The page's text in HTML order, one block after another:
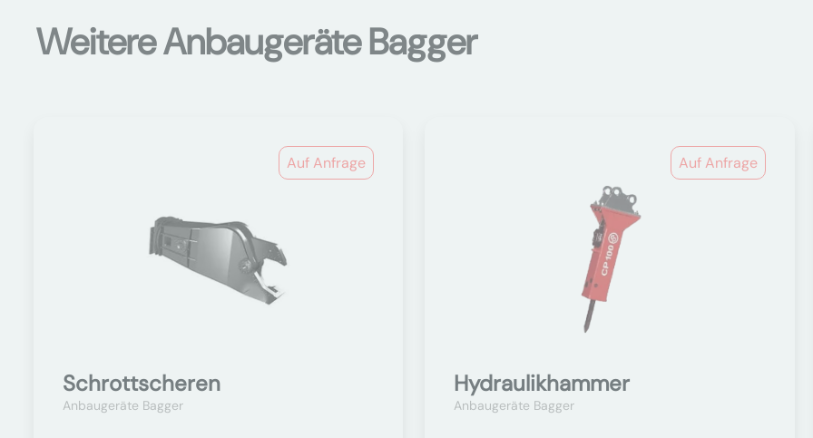
Weitere Anbaugeräte Bagger
Auf Anfrage
Schrottscheren
Anbaugeräte Bagger
Auf Anfrage
Hydraulikhammer
Anbaugeräte Bagger